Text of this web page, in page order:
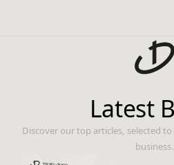
Latest
Discover our top articles, selected
business.